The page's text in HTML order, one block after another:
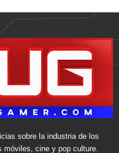
sobre la industria de los
móviles, cine y pop culture.